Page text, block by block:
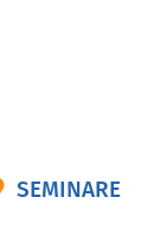
SEMINARE